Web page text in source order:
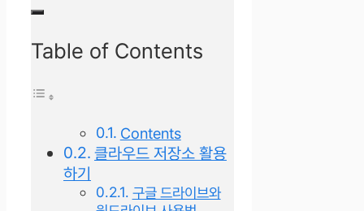
Table of Contents
Contents
클라우드 저장소 활용
하기
구글 드라이브와